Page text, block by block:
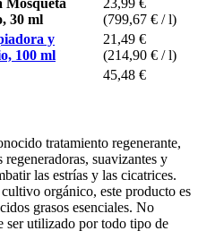
30 ml
(799,67 € / l)
y
100 ml
21,49 €
(214,90 € / l)
45,48 €
tratamiento regenerante,
suavizantes y
las estrías y las cicatrices.
orgánico, este producto es
grasos esenciales. No
ser utilizado por todo tipo de